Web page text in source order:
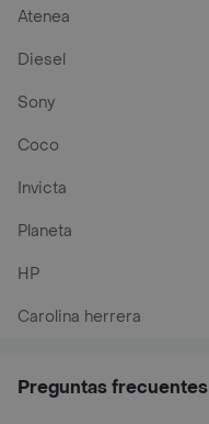
Atenea
Diesel
Sony
Coco
Invicta
Planeta
HP
Carolina herrera
Preguntas frecuentes